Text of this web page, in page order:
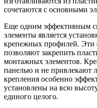
сочетаются с основными
Еще одним эффективным
элементы является
крепежных профилей. Эти
позволяют закрепить
монтажных элементов.
панелью и не привлекают
крепления особенно
установлены на всю
единого целого.